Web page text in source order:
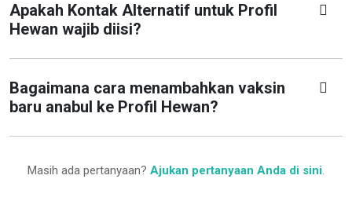
Apakah Kontak Alternatif untuk Profil
Hewan wajib diisi?
Bagaimana cara menambahkan vaksin
baru anabul ke Profil Hewan?
Masih ada pertanyaan? Ajukan pertanyaan Anda di sini.